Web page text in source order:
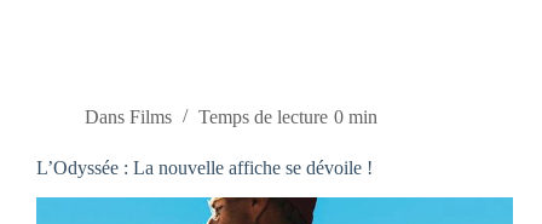
Dans Films Temps de lecture 0 min
L’Odyssée : La nouvelle affiche se dévoile !